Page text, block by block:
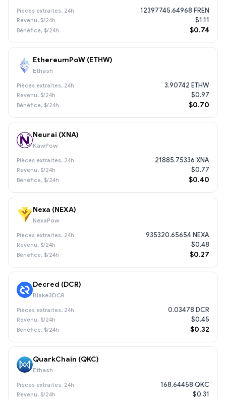
12397745.64968 FREN
$1.11
$0.74
EthereumPoW (ETHW)
Ethash
3.90742 ETHW
$0.97
$0.70
Neurai (XNA)
KawPow
21885.75336 XNA
$0.77
$0.40
Nexa (NEXA)
NexaPow
935320.65654 NEXA
$0.48
$0.27
Decred (DCR)
Blake3DCR
0.03478 DCR
$0.45
$0.32
QuarkChain (QKC)
Ethash
168.64458 QKC
$0.31